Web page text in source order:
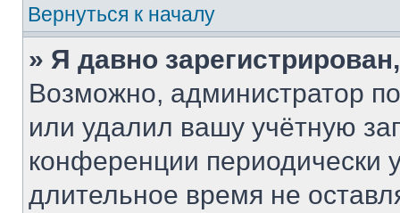
Вернуться к началу
» Я давно
Возможно, администратор
или удалил вашу учётную
конференции периодически
длительное время не